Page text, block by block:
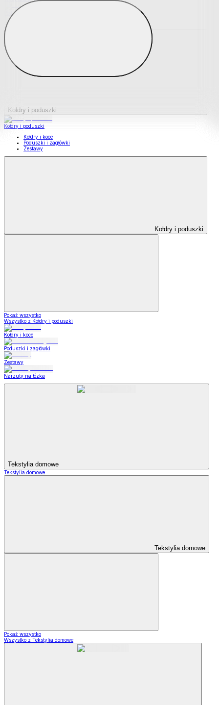
Podkładki na materace
Materace nawierzchniowe
Kołdry i poduszki
Kołdry i poduszki
Kołdry i koce
Poduszki i zagłówki
Zestawy
Kołdry i poduszki
Pokaż wszystko
Wszystko z Kołdry i poduszki
Kołdry i koce
Poduszki i zagłówki
Zestawy
Narzuty na łózka
Tekstylia domowe
Tekstylia domowe
Tekstylia domowe
Pokaż wszystko
Wszystko z Tekstylia domowe